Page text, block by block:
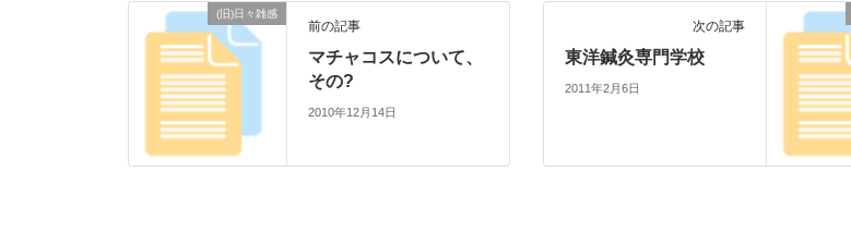
(旧)日々雑感
前の記事
マチャコスについて、
その?
2010年12月14日
次の記事
東洋鍼灸専門学校
2011年2月6日